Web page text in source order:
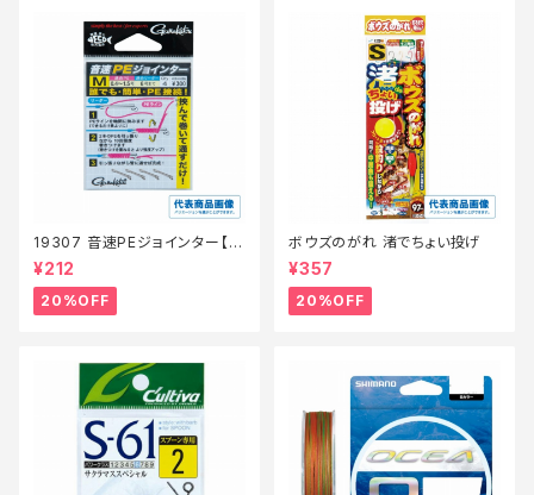
19307 音速PEジョインター【特
価仕掛】【20】
¥212
20%OFF
ボウズのがれ 渚でちょい投げ
¥357
20%OFF